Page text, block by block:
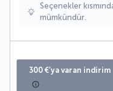
Seçenekler
mümkündür.
300 €’ya varan indirim